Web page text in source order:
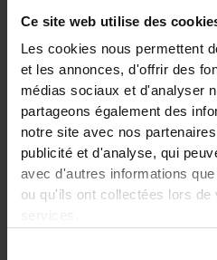
Ce site web utilise des
Les cookies nous permettent
et les annonces, d'offrir des
médias sociaux et d'analyser
partageons également des
notre site avec nos
publicité et d'analyse, qui
avec d'autres informations
ou qu'ils ont collectées lors
services.
Méthode
250 gr de Tilda Jasmine
1 oignon, émincé
4 carottes, coupées en
150 gr de chorizo, en
2 gousses d’ail, hachées